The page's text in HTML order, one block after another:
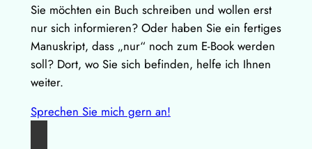
Sie möchten ein Buch schreiben und wollen erst
nur sich informieren? Oder haben Sie ein fertiges
Manuskript, dass „nur“ noch zum E-Book werden
soll? Dort, wo Sie sich befinden, helfe ich Ihnen
weiter.
Sprechen Sie mich gern an!